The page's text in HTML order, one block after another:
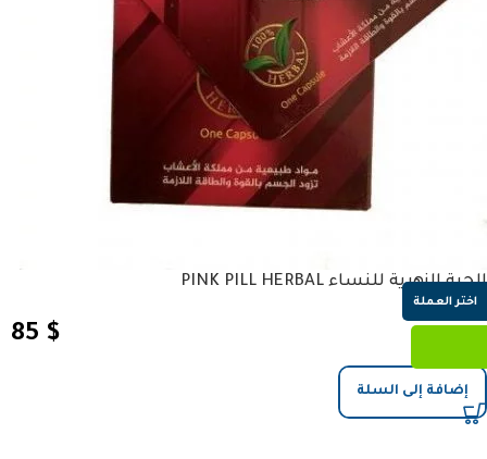
الحبة الزهرية للنساء PINK PILL HERBAL
85 $
إضافة إلى السلة
اختر العملة